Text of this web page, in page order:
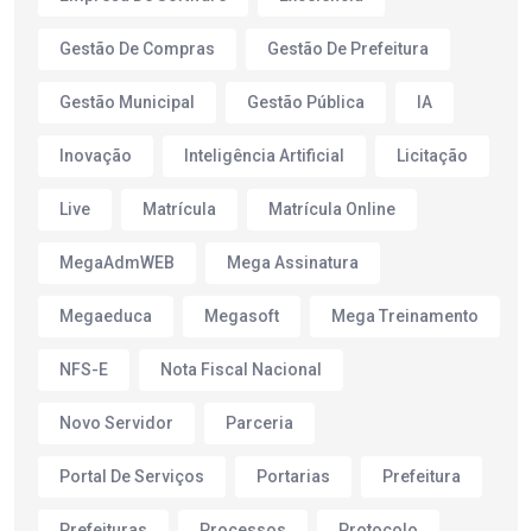
Gestão De Compras Gestão De Prefeitura
Gestão Municipal Gestão Pública IA
Inovação Inteligência Artificial Licitação
Live Matrícula Matrícula Online
MegaAdmWEB Mega Assinatura
Megaeduca Megasoft Mega Treinamento
NFS-E Nota Fiscal Nacional
Novo Servidor Parceria
Portal De Serviços Portarias Prefeitura